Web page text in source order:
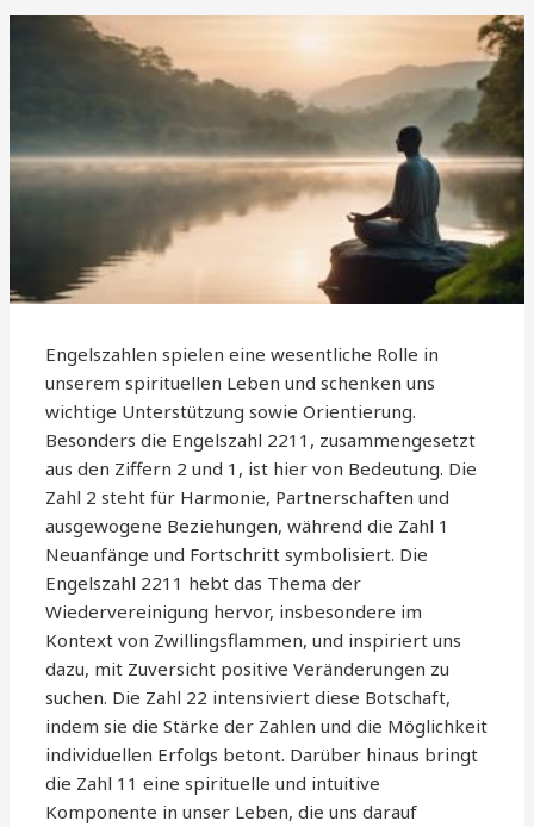
Engelszahlen spielen eine wesentliche Rolle in
unserem spirituellen Leben und schenken uns
wichtige Unterstützung sowie Orientierung.
Besonders die Engelszahl 2211, zusammengesetzt
aus den Ziffern 2 und 1, ist hier von Bedeutung. Die
Zahl 2 steht für Harmonie, Partnerschaften und
ausgewogene Beziehungen, während die Zahl 1
Neuanfänge und Fortschritt symbolisiert. Die
Engelszahl 2211 hebt das Thema der
Wiedervereinigung hervor, insbesondere im
Kontext von Zwillingsflammen, und inspiriert uns
dazu, mit Zuversicht positive Veränderungen zu
suchen. Die Zahl 22 intensiviert diese Botschaft,
indem sie die Stärke der Zahlen und die Möglichkeit
individuellen Erfolgs betont. Darüber hinaus bringt
die Zahl 11 eine spirituelle und intuitive
Komponente in unser Leben, die uns darauf